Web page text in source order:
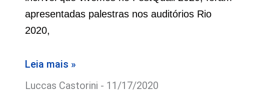
apresentadas palestras nos auditórios Rio
2020,
Leia mais »
Luccas Castorini
11/17/2020